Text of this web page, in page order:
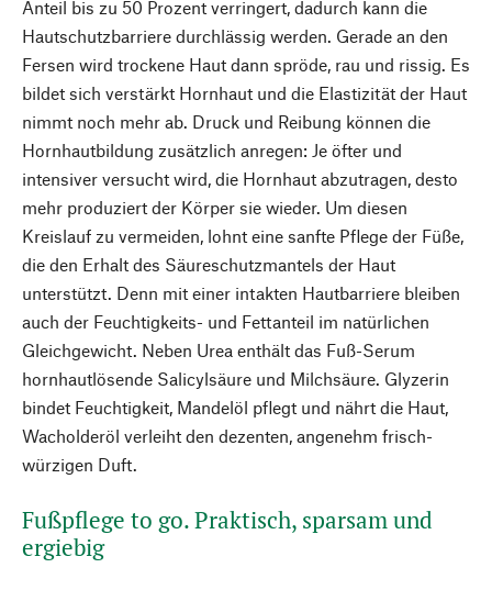
Anteil bis zu 50 Prozent verringert, dadurch kann die
Hautschutzbarriere durchlässig werden. Gerade an den
Fersen wird trockene Haut dann spröde, rau und rissig. Es
bildet sich verstärkt Hornhaut und die Elastizität der Haut
nimmt noch mehr ab. Druck und Reibung können die
Hornhautbildung zusätzlich anregen: Je öfter und
intensiver versucht wird, die Hornhaut abzutragen, desto
mehr produziert der Körper sie wieder. Um diesen
Kreislauf zu vermeiden, lohnt eine sanfte Pflege der Füße,
die den Erhalt des Säureschutzmantels der Haut
unterstützt. Denn mit einer intakten Hautbarriere bleiben
auch der Feuchtigkeits- und Fettanteil im natürlichen
Gleichgewicht. Neben Urea enthält das Fuß-Serum
hornhautlösende Salicylsäure und Milchsäure. Glyzerin
bindet Feuchtigkeit, Mandelöl pflegt und nährt die Haut,
Wacholderöl verleiht den dezenten, angenehm frisch-
würzigen Duft.
Fußpflege to go. Praktisch, sparsam und
ergiebig